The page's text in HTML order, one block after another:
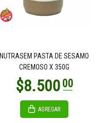
NUTRASEM PASTA DE SESAMO
CREMOSO X 350G
AGREGAR